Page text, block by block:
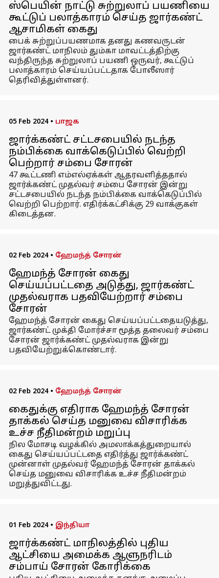
ஸ்பெயின் நாட்டு சுற்றுலாப் பயணியை
கூட்டுப் பலாத்காரம் செய்த ஜார்கண்ட்
ஆசாமிகள் கைது
பைக் சுற்றுப்பயணமாக தனது கணவருடன்
ஜார்கண்ட் மாநிலம் தும்கா மாவட்டத்திற்கு
வந்திருந்த சுற்றுலாப் பயணி ஒருவர், கூட்டுப்
பலாத்காரம் செய்யப்பட்டதாக போலீஸார்
தெரிவித்துள்ளனர்.
05 Feb 2024 • பாஜக
ஜார்க்கண்ட் சட்டசபையில் நடந்த
நம்பிக்கை வாக்கெடுப்பில் வெற்றி
பெற்றார் சம்பை சோரன்
47 கூட்டணி எம்எல்ஏக்கள் ஆதரவளித்ததால்
ஜார்க்கண்ட் முதல்வர் சம்பை சோரன் இன்று
சட்டசபையில் நடந்த நம்பிக்கை வாக்கெடுப்பில்
வெற்றி பெற்றார். எதிர்க்கட்சிக்கு 29 வாக்குகள்
கிடைத்தன.
02 Feb 2024 • ஹேமந்த் சோரன்
ஹேமந்த் சோரன் கைது
செய்யப்பட்டதை அடுத்து, ஜார்கண்ட்
முதல்வராக பதவியேற்றார் சம்பை
சோரன்
ஹேமந்த் சோரன் கைது செய்யப்பட்டதையடுத்து,
ஜார்கண்ட் முக்தி மோர்ச்சா மூத்த தலைவர் சம்பை
சோரன் ஜார்க்கண்ட் முதல்வராக இன்று
பதவியேற்றுக்கொண்டார்.
02 Feb 2024 • ஹேமந்த் சோரன்
கைதுக்கு எதிராக ஹேமந்த் சோரன்
தாக்கல் செய்த மனுவை விசாரிக்க
உச்ச நீதிமன்றம் மறுப்பு
நில மோசடி வழக்கில் அமலாக்கத்துறையால்
கைது செய்யப்பட்டதை எதிர்த்து ஜார்க்கண்ட்
முன்னாள் முதல்வர் ஹேமந்த் சோரன் தாக்கல்
செய்த மனுவை விசாரிக்க உச்ச நீதிமன்றம்
மறுத்துவிட்டது.
01 Feb 2024 • இந்தியா
ஜார்க்கண்ட் மாநிலத்தில் புதிய
ஆட்சியை அமைக்க ஆளுநரிடம்
சம்பாய் சோரன் கோரிக்கை